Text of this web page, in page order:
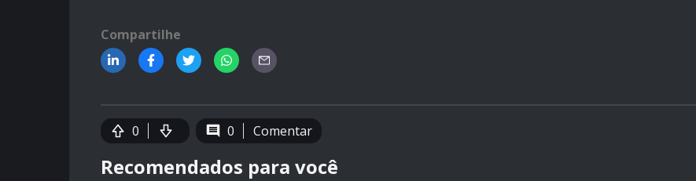
Compartilhe
0 0 Comentar
Recomendados para você